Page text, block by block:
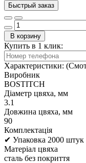
Быстрый заказ
В корзину
Купить в 1 клик:
Характеристики:
Виробник
BOSTITCH
Діаметр цвяха, мм
3.1
Довжина цвяха, мм
90
Комплектація
✔ Упаковка 2000 штук
Матеріал цвяха
сталь без покриття